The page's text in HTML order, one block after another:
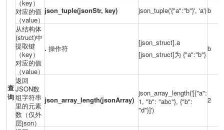
查
询
（key）
对应的值
（value）
json_tuple(jsonStr, key) json_tuple('{"a":"b"}', 'a')b
从结构体
(struct)中
提取键
（key）
对应的值
（value）
. 操作符
[json_struct].a
[json_struct]为 {"a":"b"}
b
返回
JSON数
组字符串
里的元素
数（仅外
层json）
json_array_length(jsonArray)
json_array_length('[{"a":
1, "b": "abc"}, {"b":
"d"}]')
2